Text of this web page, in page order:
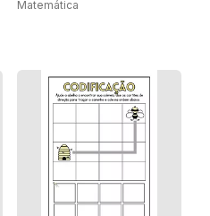
4º ano
Matemática